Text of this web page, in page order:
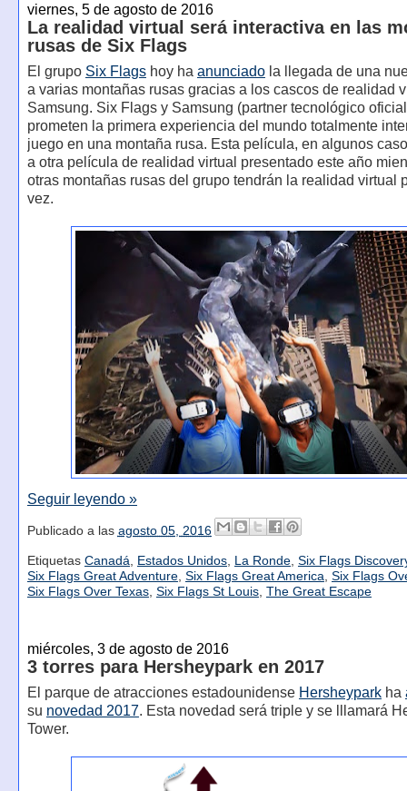
viernes, 5 de agosto de 2016
La realidad virtual será interactiva en las
rusas de Six Flags
El grupo Six Flagshoy ha anunciadola llegada de una
a varias montañas rusas gracias a los cascos de realidad
Samsung. Six Flags y Samsung (partner tecnológico
prometen la primera experiencia del mundo totalmente
juego en una montaña rusa. Esta película, en algunos
a otra película de realidad virtual presentado este año
otras montañas rusas del grupo tendrán la realidad virtual
vez.
Seguir leyendo »
Publicado a las agosto 05, 2016
Etiquetas Canadá, Estados Unidos, La Ronde, Six Flags
Six Flags Great Adventure, Six Flags Great America, Six Flags
Six Flags Over Texas, Six Flags St Louis, The Great Escape
miércoles, 3 de agosto de 2016
3 torres para Hersheypark en 2017
El parque de atracciones estadounidense Hersheyparkha
su novedad 2017. Esta novedad será triple y se lllamará
Tower.